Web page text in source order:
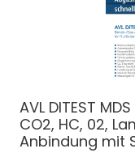
AVL DITEST
CO2, HC, 02,
Anbindung mit